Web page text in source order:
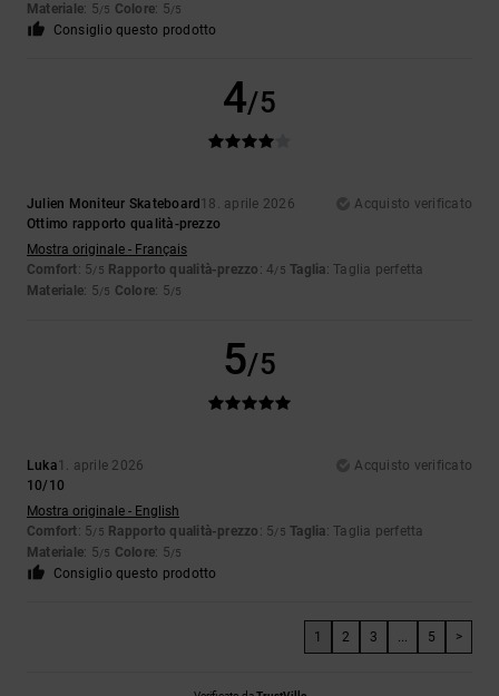
Materiale: 5/5 Colore: 5/5
Consiglio questo prodotto
4/5
Julien Moniteur Skateboard 18. aprile 2026
Acquisto verificato
Ottimo rapporto qualità-prezzo
Mostra originale - Français
Comfort: 5/5 Rapporto qualità-prezzo : 4/5 Taglia: Taglia perfetta
Materiale: 5/5 Colore: 5/5
5/5
Luka1. aprile 2026
Acquisto verificato
10/10
Mostra originale - English
Comfort: 5/5 Rapporto qualità-prezzo : 5/5 Taglia: Taglia perfetta
Materiale: 5/5 Colore: 5/5
Consiglio questo prodotto
1 2 3 ... 5 >